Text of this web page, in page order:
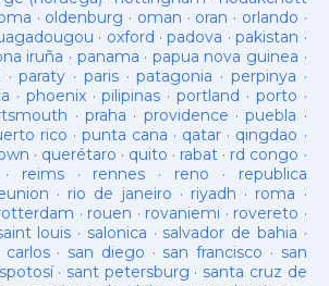
· oldenburg · oman · oran · orlando ·
· oxford ·padova ·pakistan ·
iruña · panama · papua nova guinea ·
·paraty · paris·patagonia · perpinya ·
· phoenix·pilipinas ·portland · porto ·
·praha · providence ·puebla ·
rico ·punta cana · qatar · qingdao ·
· querétaro · quito · rabat · rd congo ·
· reims· rennes · reno · republica
· rio de janeiro · riyadh · roma ·
· rouen · rovaniemi · rovereto ·
louis · salonica · salvador de bahia ·
carlos· san diego · san francisco · san
· sant petersburg · santa cruz de